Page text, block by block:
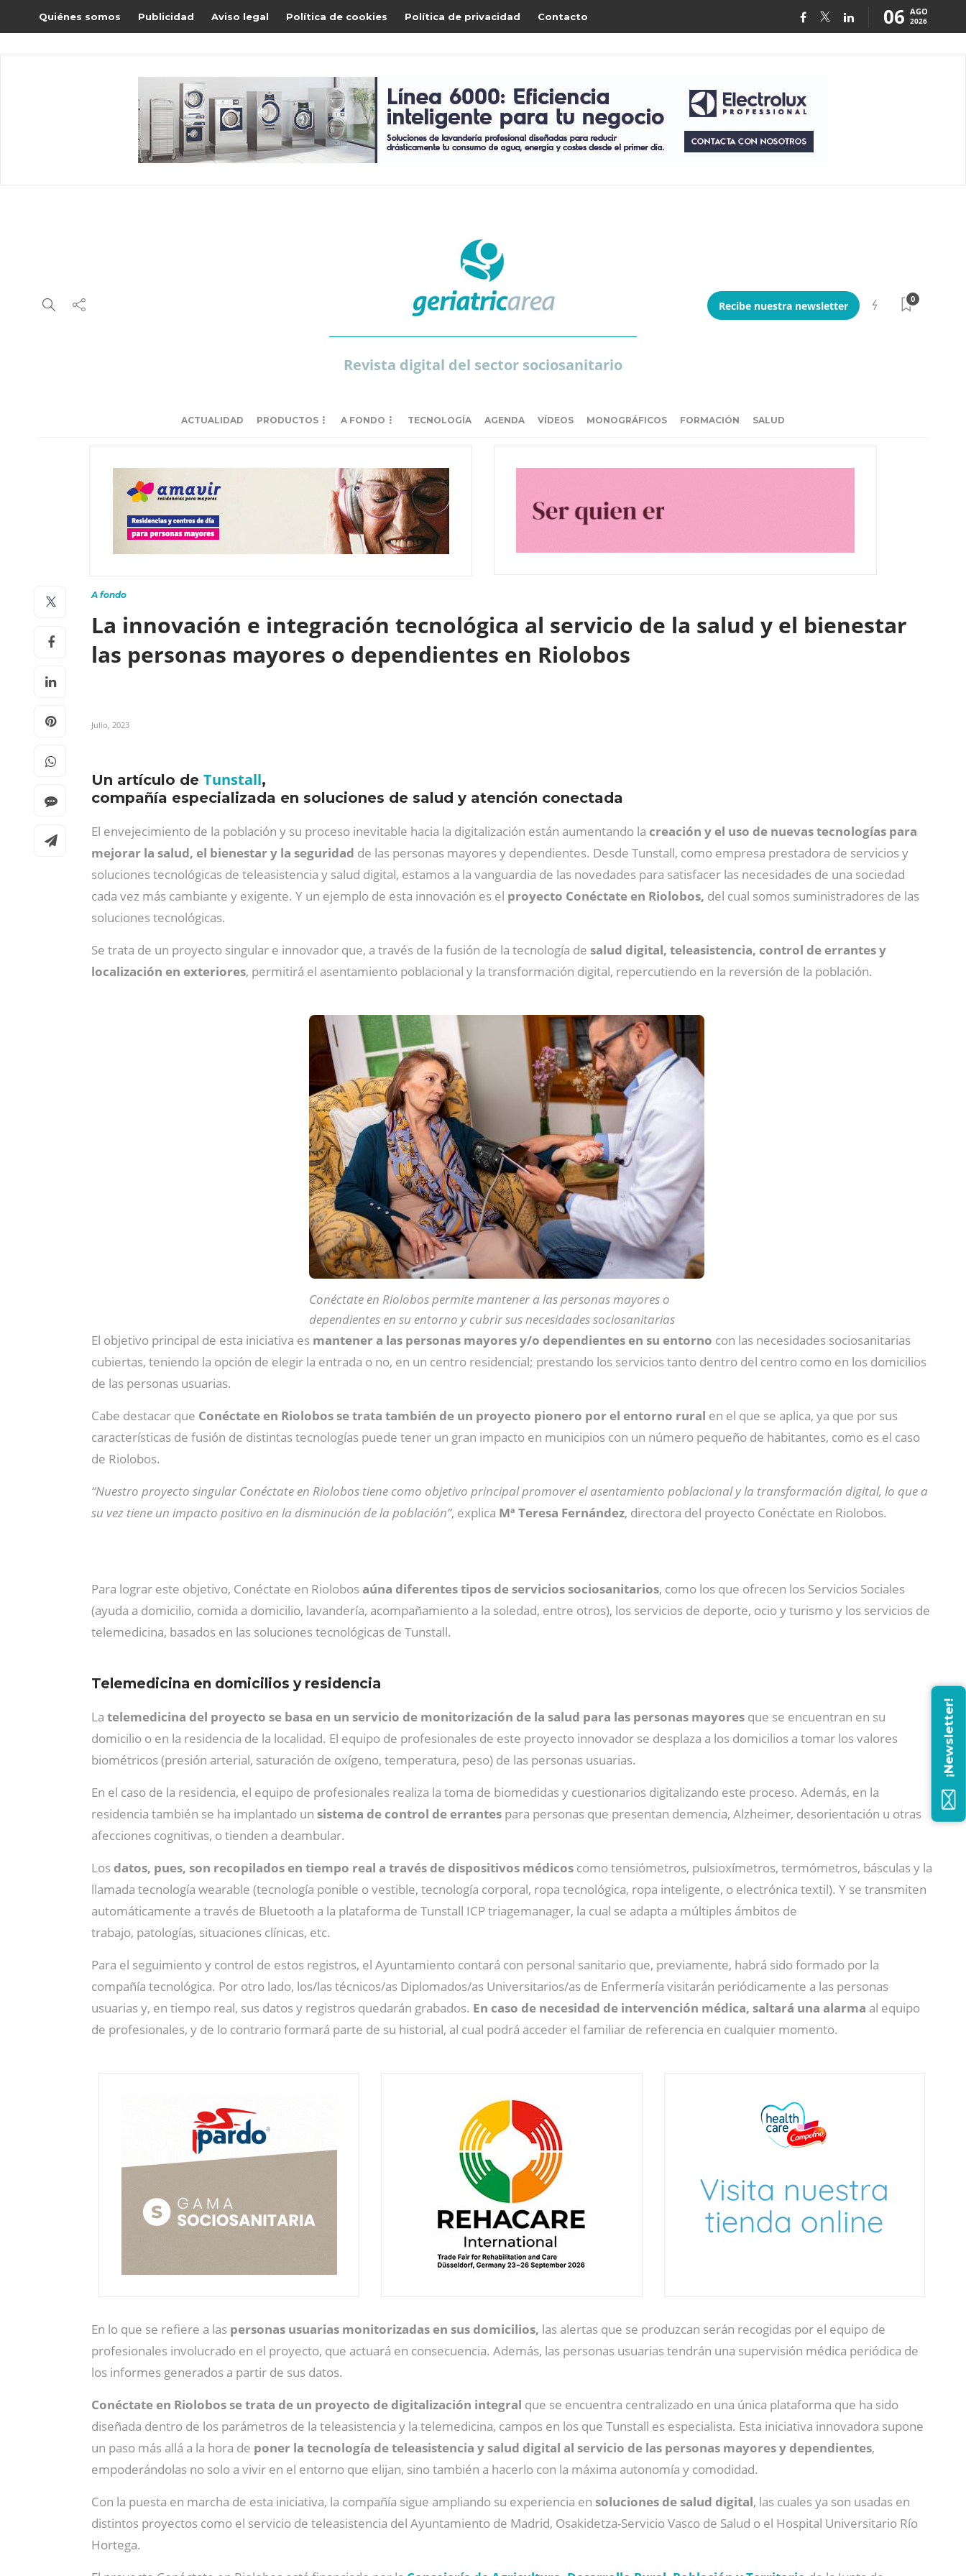
Quiénes somos Publicidad Aviso legal Política de cookies Política de privacidad Contacto 06 AGO
2026
Revista digital del sector sociosanitario
Recibe nuestra newsletter
0
ACTUALIDAD PRODUCTOS A FONDO TECNOLOGÍA AGENDA VÍDEOS MONOGRÁFICOS FORMACIÓN SALUD
A fondo
La innovación e integración tecnológica al servicio de la salud y el bienestar
las personas mayores o dependientes en Riolobos
Julio, 2023
Un artículo de Tunstall,
compañía especializada en soluciones de salud y atención conectada
El envejecimiento de la población y su proceso inevitable hacia la digitalización están aumentando la creación y el uso de nuevas tecnologías para
mejorar la salud, el bienestar y la seguridad de las personas mayores y dependientes. Desde Tunstall, como empresa prestadora de servicios y
soluciones tecnológicas de teleasistencia y salud digital, estamos a la vanguardia de las novedades para satisfacer las necesidades de una sociedad
cada vez más cambiante y exigente. Y un ejemplo de esta innovación es el proyecto Conéctate en Riolobos, del cual somos suministradores de las
soluciones tecnológicas.
Se trata de un proyecto singular e innovador que, a través de la fusión de la tecnología de salud digital, teleasistencia, control de errantes y
localización en exteriores, permitirá el asentamiento poblacional y la transformación digital, repercutiendo en la reversión de la población.
Conéctate en Riolobos permite mantener a las personas mayores o
dependientes en su entorno y cubrir sus necesidades sociosanitarias
El objetivo principal de esta iniciativa es mantener a las personas mayores y/o dependientes en su entorno con las necesidades sociosanitarias
cubiertas, teniendo la opción de elegir la entrada o no, en un centro residencial; prestando los servicios tanto dentro del centro como en los domicilios
de las personas usuarias.
Cabe destacar que Conéctate en Riolobos se trata también de un proyecto pionero por el entorno rural en el que se aplica, ya que por sus
características de fusión de distintas tecnologías puede tener un gran impacto en municipios con un número pequeño de habitantes, como es el caso
de Riolobos.
“Nuestro proyecto singular Conéctate en Riolobos tiene como objetivo principal promover el asentamiento poblacional y la transformación digital, lo que a
su vez tiene un impacto positivo en la disminución de la población”, explica Mª Teresa Fernández, directora del proyecto Conéctate en Riolobos.
Para lograr este objetivo, Conéctate en Riolobosaúna diferentes tipos de servicios sociosanitarios, como los que ofrecen los Servicios Sociales
(ayuda a domicilio, comida a domicilio, lavandería, acompañamiento a la soledad, entre otros), los servicios de deporte, ocio y turismo y los servicios de
telemedicina, basados en las soluciones tecnológicas de Tunstall.
Telemedicina en domicilios y residencia
La telemedicina del proyecto se basa en un servicio de monitorización de la salud para las personas mayores que se encuentran en su
domicilio o en la residencia de la localidad. El equipo de profesionales de este proyecto innovador se desplaza a los domicilios a tomar los valores
biométricos (presión arterial, saturación de oxígeno, temperatura, peso) de las personas usuarias.
En el caso de la residencia, el equipo de profesionales realiza la toma de biomedidas y cuestionarios digitalizando este proceso. Además, en la
residencia también se ha implantado un sistema de control de errantes para personas que presentan demencia, Alzheimer, desorientación u otras
afecciones cognitivas, o tienden a deambular.
Los datos, pues, son recopilados en tiempo real a través de dispositivos médicos como tensiómetros, pulsioxímetros, termómetros, básculas y la
llamada tecnología wearable (tecnología ponible o vestible, tecnología corporal, ropa tecnológica, ropa inteligente, o electrónica textil). Y se transmiten
automáticamente a través de Bluetooth a la plataforma de Tunstall ICP triagemanager, la cual se adapta a múltiples ámbitos de
trabajo, patologías, situaciones clínicas, etc.
Para el seguimiento y control de estos registros, el Ayuntamiento contará con personal sanitario que, previamente, habrá sido formado por la
compañía tecnológica. Por otro lado, los/las técnicos/as Diplomados/as Universitarios/as de Enfermería visitarán periódicamente a las personas
usuarias y, en tiempo real, sus datos y registros quedarán grabados. En caso de necesidad de intervención médica, saltará una alarma al equipo
de profesionales, y de lo contrario formará parte de su historial, al cual podrá acceder el familiar de referencia en cualquier momento.
En lo que se refiere a las personas usuarias monitorizadas en sus domicilios, las alertas que se produzcan serán recogidas por el equipo de
profesionales involucrado en el proyecto, que actuará en consecuencia. Además, las personas usuarias tendrán una supervisión médica periódica de
los informes generados a partir de sus datos.
Conéctate en Riolobos se trata de un proyecto de digitalización integral que se encuentra centralizado en una única plataforma que ha sido
diseñada dentro de los parámetros de la teleasistencia y la telemedicina, campos en los que Tunstall es especialista. Esta iniciativa innovadora supone
un paso más allá a la hora de poner la tecnología de teleasistencia y salud digital al servicio de las personas mayores y dependientes,
empoderándolas no solo a vivir en el entorno que elijan, sino también a hacerlo con la máxima autonomía y comodidad.
Con la puesta en marcha de esta iniciativa, la compañía sigue ampliando su experiencia en soluciones de salud digital, las cuales ya son usadas en
distintos proyectos como el servicio de teleasistencia del Ayuntamiento de Madrid, Osakidetza-Servicio Vasco de Salud o el Hospital Universitario Río
Hortega.
¡Newsletter!